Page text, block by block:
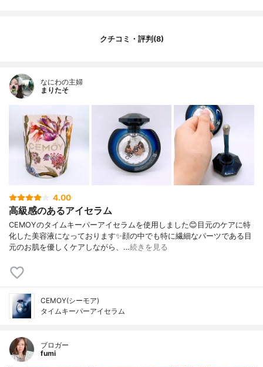
ド油、アデノシン環状リン酸、ブドウ種子
エタノール、(スチレン/VP)コポリマー、PE
G-11メチルエーテルジメチコン、水酸化K、
EDTA-2Na
クチコミ・評判(8)
なにわの主婦
まりたそ
4.00
高級感のあるアイセラム
CEMOYのタイムキーパーアイセラムを使用しました😊目元のケアに特
化した美容液になっております✨顔の中でも特に繊細なパーツである目
元のお肌を優しくケアしながら、…続きを見る
CEMOY(シーモア)
タイムキーパーアイセラム
ブロガー
fumi